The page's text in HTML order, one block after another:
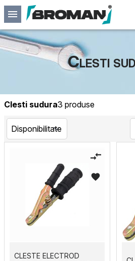
Clesti
Clesti sudura3 produse
CLESTE ELECTROD